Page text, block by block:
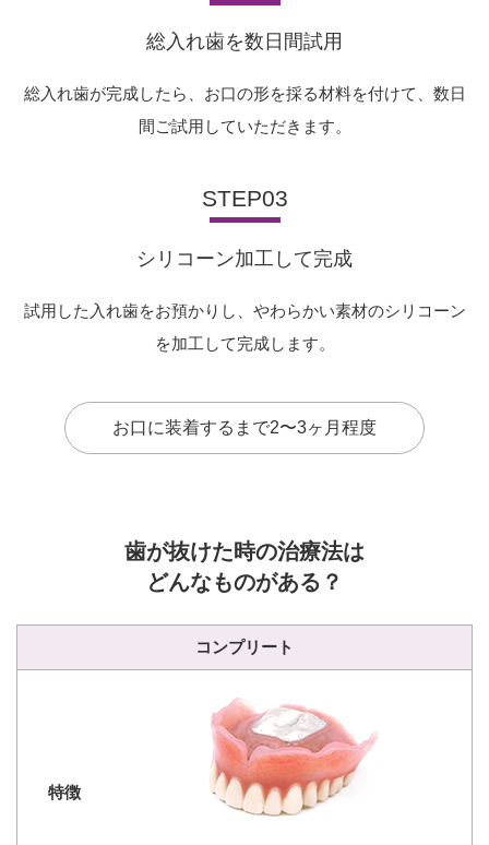
総入れ歯を数日間試用
総入れ歯が完成したら、お口の形を採る材料を付けて、数日
間ご試用していただきます。
STEP03
シリコーン加工して完成
試用した入れ歯をお預かりし、やわらかい素材のシリコーン
を加工して完成します。
お口に装着するまで2〜3ヶ月程度
歯が抜けた時の治療法は
どんなものがある？
コンプリート